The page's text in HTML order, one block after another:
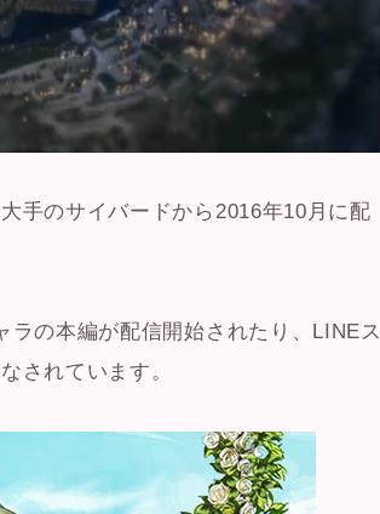
手のサイバードから2016年10月に配
の本編が配信開始されたり、LINEス
されています。